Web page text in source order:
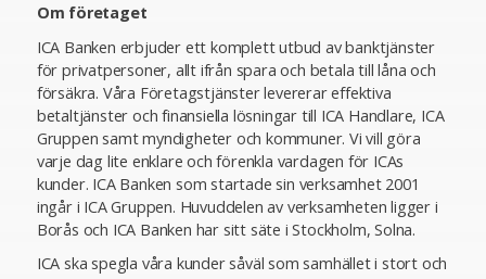
Om företaget
ICA Banken erbjuder ett komplett utbud av banktjänster
för privatpersoner, allt ifrån spara och betala till låna och
försäkra. Våra Företagstjänster levererar effektiva
betaltjänster och finansiella lösningar till ICA Handlare, ICA
Gruppen samt myndigheter och kommuner. Vi vill göra
varje dag lite enklare och förenkla vardagen för ICAs
kunder. ICA Banken som startade sin verksamhet 2001
ingår i ICA Gruppen. Huvuddelen av verksamheten ligger i
Borås och ICA Banken har sitt säte i Stockholm, Solna.
ICA ska spegla våra kunder såväl som samhället i stort och